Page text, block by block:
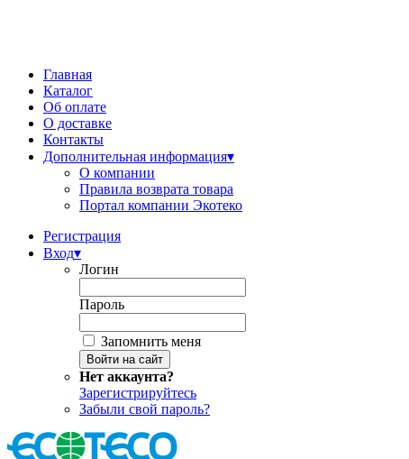
Главная
Каталог
Об оплате
О доставке
Контакты
Дополнительная информация▾
О компании
Правила возврата товара
Портал компании Экотеко
Регистрация
Вход▾
Логин
Пароль
Запомнить меня
Нет аккаунта?
Зарегистрируйтесь
Забыли свой пароль?